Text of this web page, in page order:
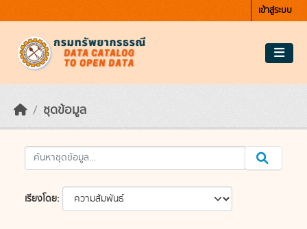
เข้าสู่ระบบ
ชุดข้อมูล
เรียงโดย